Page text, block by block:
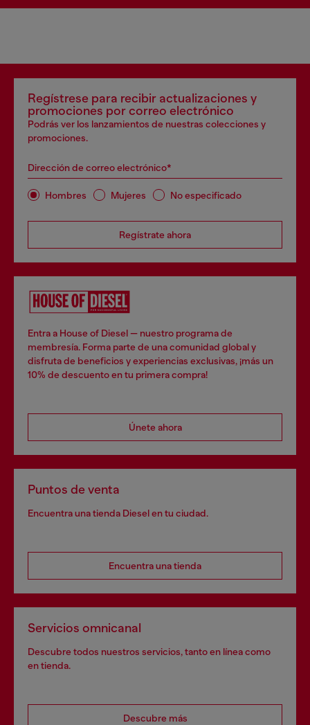
Regístrese para recibir actualizaciones y
promociones por correo electrónico
Podrás ver los lanzamientos de nuestras colecciones y
promociones.
Dirección de correo electrónico*
Hombres Mujeres No especificado
Regístrate ahora
Entra a House of Diesel — nuestro programa de
membresía. Forma parte de una comunidad global y
disfruta de beneficios y experiencias exclusivas, ¡más un
10% de descuento en tu primera compra!
Únete ahora
Puntos de venta
Encuentra una tienda Diesel en tu ciudad.
Encuentra una tienda
Servicios omnicanal
Descubre todos nuestros servicios, tanto en línea como
en tienda.
Descubre más